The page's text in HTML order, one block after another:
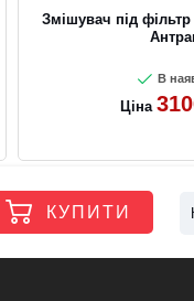
Змішувач під
В
Ціна
КУПИТИ